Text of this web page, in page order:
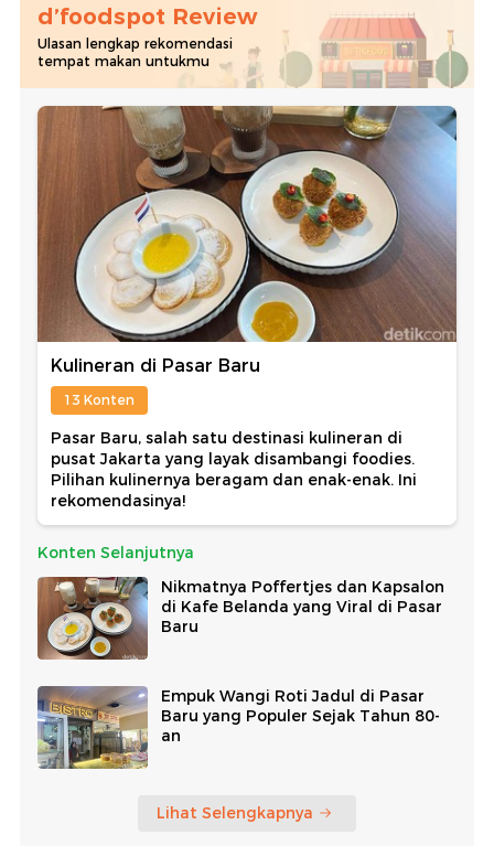
d’foodspot Review
Ulasan lengkap rekomendasi
tempat makan untukmu
Kulineran di Pasar Baru
13 Konten
Pasar Baru, salah satu destinasi kulineran di
pusat Jakarta yang layak disambangi foodies.
Pilihan kulinernya beragam dan enak-enak. Ini
rekomendasinya!
Konten Selanjutnya
Nikmatnya Poffertjes dan Kapsalon
di Kafe Belanda yang Viral di Pasar
Baru
Empuk Wangi Roti Jadul di Pasar
Baru yang Populer Sejak Tahun 80-
an
Lihat Selengkapnya